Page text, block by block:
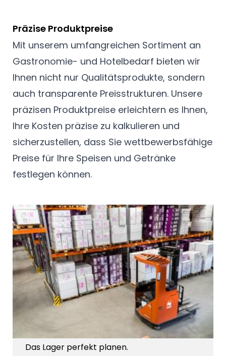
Präzise Produktpreise
Mit unserem umfangreichen Sortiment an
Gastronomie- und Hotelbedarf bieten wir
Ihnen nicht nur Qualitätsprodukte, sondern
auch transparente Preisstrukturen. Unsere
präzisen Produktpreise erleichtern es Ihnen,
Ihre Kosten präzise zu kalkulieren und
sicherzustellen, dass Sie wettbewerbsfähige
Preise für Ihre Speisen und Getränke
festlegen können.
Das Lager perfekt planen.